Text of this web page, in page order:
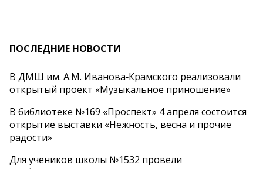
ПОСЛЕДНИЕ НОВОСТИ
В ДМШ им. А.М. Иванова‑Крамского реализовали
открытый проект «Музыкальное приношение»
В библиотеке №169 «Проспект» 4 апреля состоится
открытие выставки «Нежность, весна и прочие
радости»
Для учеников школы №1532 провели